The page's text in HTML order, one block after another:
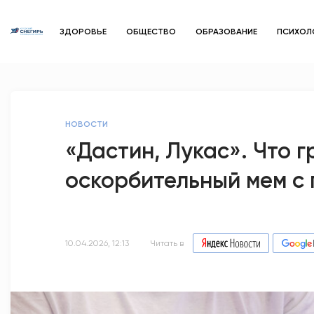
ЗДОРОВЬЕ ОБЩЕСТВО ОБРАЗОВАНИЕ
НОВОСТИ
«Дастин, Лукас». Что
оскорбительный мем с
10.04.2026, 12:13 Читать в